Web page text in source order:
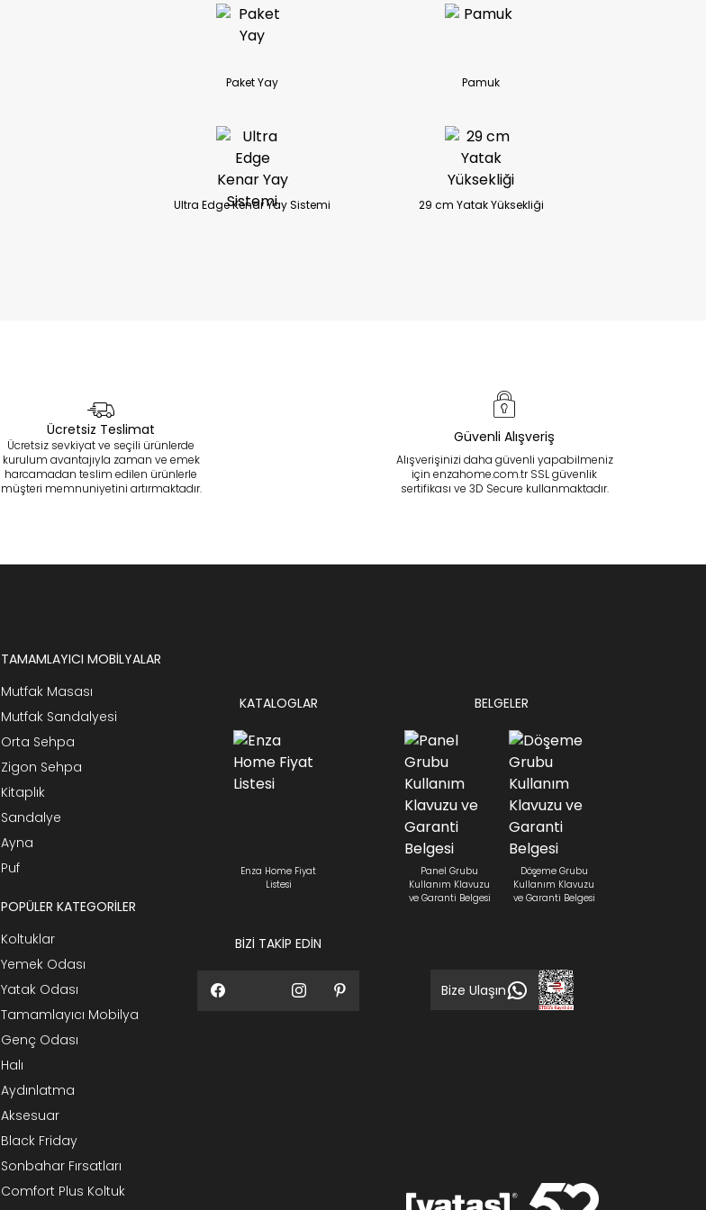
Paket Yay Pamuk
Ultra Edge Kenar Yay Sistemi 29 cm Yatak Yüksekliği
Ücretsiz Teslimat
Ücretsiz sevkiyat ve seçili ürünlerde
kurulum avantajıyla zaman ve emek
harcamadan teslim edilen ürünlerle
müşteri memnuniyetini artırmaktadır.
Güvenli Alışveriş
Alışverişinizi daha güvenli yapabilmeniz
için enzahome.com.tr SSL güvenlik
sertifikası ve 3D Secure kullanmaktadır.
TAMAMLAYICI MOBİLYALAR
Mutfak Masası
Mutfak Sandalyesi
Orta Sehpa
Zigon Sehpa
Kitaplık
Sandalye
Ayna
Puf
POPÜLER KATEGORİLER
Koltuklar
Yemek Odası
Yatak Odası
Tamamlayıcı Mobilya
Genç Odası
Halı
Aydınlatma
Aksesuar
Black Friday
Sonbahar Fırsatları
Comfort Plus Koltuk
KATALOGLAR
Enza Home Fiyat
Listesi
BİZİ TAKİP EDİN
BELGELER
Panel Grubu
Kullanım Klavuzu
ve Garanti Belgesi
Döşeme Grubu
Kullanım Klavuzu
ve Garanti Belgesi
Bize Ulaşın